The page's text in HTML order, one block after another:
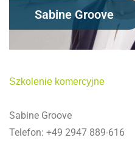
Sabine Groove
Szkolenie komercyjne
Sabine Groove
Telefon: +49 2947 889-616